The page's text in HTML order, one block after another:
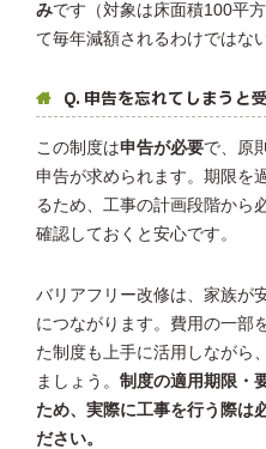
みです（対象は床面積100平
て毎年減額されるわけではな
Q. 申告を忘れてしまうと
この制度は申告が必要で、原
申告が求められます。期限を
るため、工事の計画段階から
確認しておくと安心です。
バリアフリー改修は、家族が
につながります。費用の一部
た制度も上手に活用しながら
ましょう。 制度の適用期限・
ため、実際に工事を行う際は
ださい。